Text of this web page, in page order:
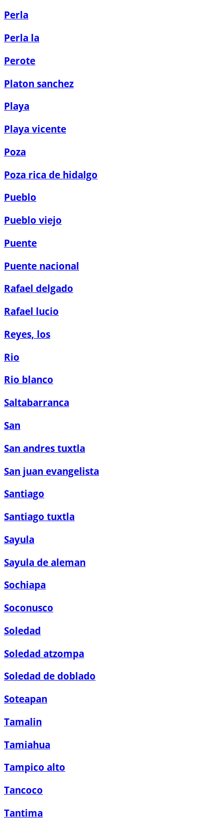
Perla
Perla la
Perote
Platon sanchez
Playa
Playa vicente
Poza
Poza rica de hidalgo
Pueblo
Pueblo viejo
Puente
Puente nacional
Rafael delgado
Rafael lucio
Reyes, los
Rio
Rio blanco
Saltabarranca
San
San andres tuxtla
San juan evangelista
Santiago
Santiago tuxtla
Sayula
Sayula de aleman
Sochiapa
Soconusco
Soledad
Soledad atzompa
Soledad de doblado
Soteapan
Tamalin
Tamiahua
Tampico alto
Tancoco
Tantima